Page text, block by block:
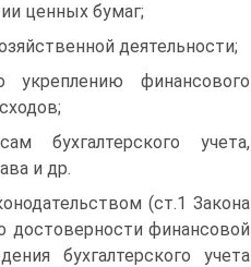
ценных бумаг;
деятельности;
финансового
бухгалтерского учета,
и др.
(ст.1 Закона
достоверности финансовой
бухгалтерского учета